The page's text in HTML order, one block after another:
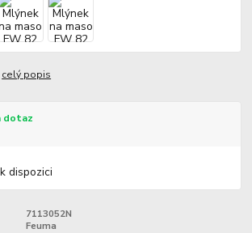
celý popis
dotaz
dispozici
7113052N
Feuma